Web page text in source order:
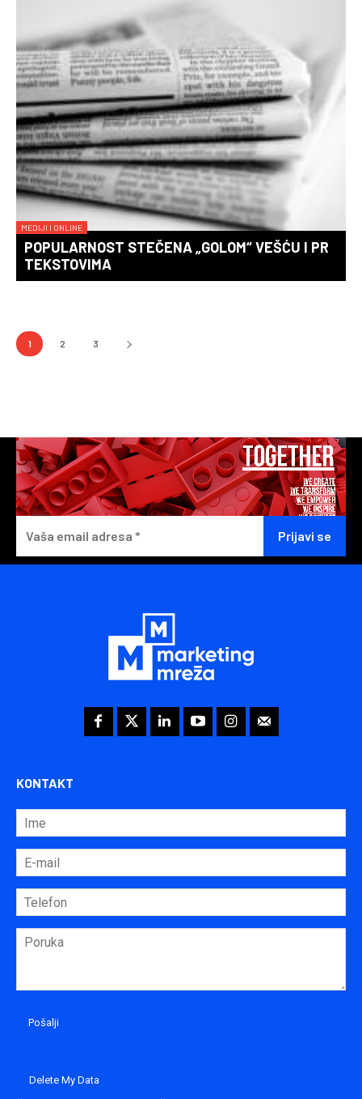
MEDIJI I ONLINE
POPULARNOST STEČENA „GOLOM“ VEŠĆU I PR
TEKSTOVIMA
1 2 3
KONTAKT
Delete My Data